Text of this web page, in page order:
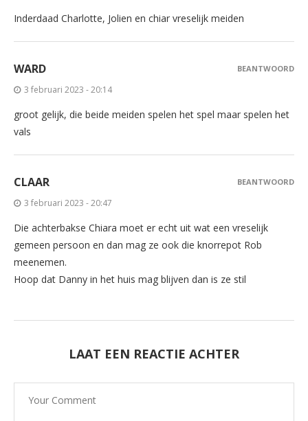
Inderdaad Charlotte, Jolien en chiar vreselijk meiden
WARD
3 februari 2023 - 20:14
groot gelijk, die beide meiden spelen het spel maar spelen het
vals
BEANTWOORD
CLAAR
3 februari 2023 - 20:47
Die achterbakse Chiara moet er echt uit wat een vreselijk
gemeen persoon en dan mag ze ook die knorrepot Rob
meenemen.
Hoop dat Danny in het huis mag blijven dan is ze stil
BEANTWOORD
LAAT EEN REACTIE ACHTER